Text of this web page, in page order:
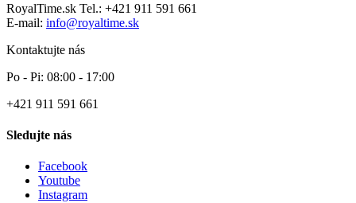
RoyalTime.sk Tel.: +421 911 591 661
E-mail: info@royaltime.sk
Kontaktujte nás
Po - Pi: 08:00 - 17:00
+421 911 591 661
Sledujte nás
Facebook
Youtube
Instagram